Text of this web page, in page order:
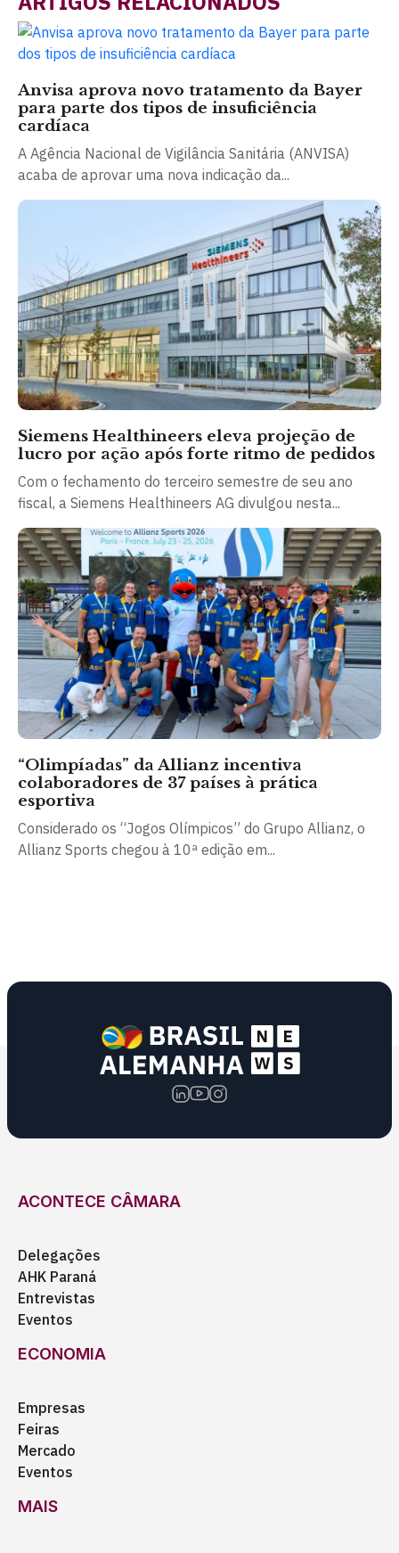
Anvisa aprova novo tratamento da Bayer
para parte dos tipos de insuficiência
cardíaca
A Agência Nacional de Vigilância Sanitária (ANVISA)
acaba de aprovar uma nova indicação da...
Siemens Healthineers eleva projeção de
lucro por ação após forte ritmo de pedidos
Com o fechamento do terceiro semestre de seu ano
fiscal, a Siemens Healthineers AG divulgou nesta...
“Olimpíadas” da Allianz incentiva
colaboradores de 37 países à prática
esportiva
Considerado os “Jogos Olímpicos” do Grupo Allianz, o
Allianz Sports chegou à 10ª edição em...
ACONTECE CÂMARA
Delegações
AHK Paraná
Entrevistas
Eventos
ECONOMIA
Empresas
Feiras
Mercado
Eventos
MAIS